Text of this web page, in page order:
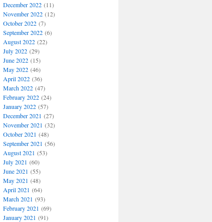
December 2022(11)
November 2022(12)
October 2022(7)
September 2022(6)
August 2022(22)
July 2022(29)
June 2022(15)
May 2022(46)
April 2022(36)
March 2022(47)
February 2022(24)
January 2022(57)
December 2021 (27)
November 2021 (32)
October 2021 (48)
September 2021 (56)
August 2021 (53)
July 2021 (60)
June 2021 (55)
May 2021 (48)
April 2021 (64)
March 2021 (93)
February 2021 (69)
January 2021 (91)